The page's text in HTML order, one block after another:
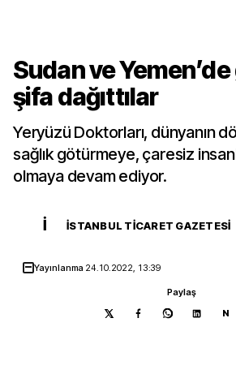
Sudan ve
şifa dağıttılar
Yeryüzü Doktorları, dünyanın
sağlık götürmeye, çaresiz
olmaya devam ediyor.
İ İSTANBUL TICARET GAZETESI
Yayınlanma 24.10.2022, 13:39
Paylaş
N